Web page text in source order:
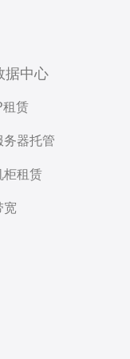
据中心
租赁
务器托管
柜租赁
宽